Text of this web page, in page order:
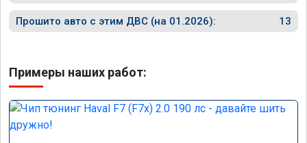
Прошито авто с этим ДВС (на 01.2026): 13
Примеры наших работ: